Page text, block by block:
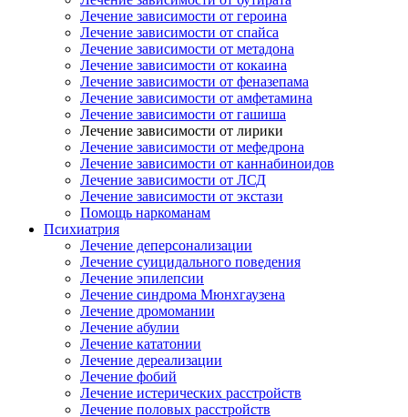
Лечение зависимости от героина
Лечение зависимости от спайса
Лечение зависимости от метадона
Лечение зависимости от кокаина
Лечение зависимости от феназепама
Лечение зависимости от амфетамина
Лечение зависимости от гашиша
Лечение зависимости от лирики
Лечение зависимости от мефедрона
Лечение зависимости от каннабиноидов
Лечение зависимости от ЛСД
Лечение зависимости от экстази
Помощь наркоманам
Психиатрия
Лечение деперсонализации
Лечение суицидального поведения
Лечение эпилепсии
Лечение синдрома Мюнхгаузена
Лечение дромомании
Лечение абулии
Лечение кататонии
Лечение дереализации
Лечение фобий
Лечение истерических расстройств
Лечение половых расстройств